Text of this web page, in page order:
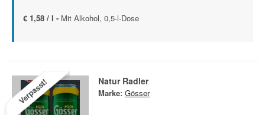
€ 1,58 / l - Mit Alkohol, 0,5-l-Dose
Verpasst! Natur Radler
Marke: Gösser